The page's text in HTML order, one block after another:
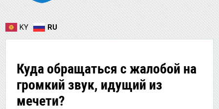
KY RU
Куда обращаться с жалобой на
громкий звук, идущий из
мечети?